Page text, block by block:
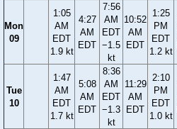
Mon
09
1:05
AM
EDT
1.9 kt
4:27
AM
EDT
7:56
AM
EDT
−1.5
kt
10:52
AM
EDT
1:25
PM
EDT
1.2 kt
Tue
10
1:47
AM
EDT
1.7 kt
5:08
AM
EDT
8:36
AM
EDT
−1.3
kt
11:29
AM
EDT
2:10
PM
EDT
1.0 kt